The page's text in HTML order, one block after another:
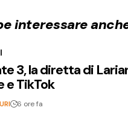
interessare
3, la diretta di
e TikTok
6 ore fa